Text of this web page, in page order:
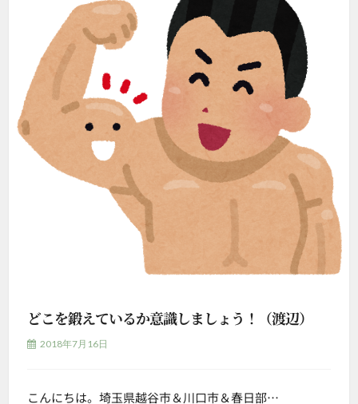
どこを鍛えているか意識しましょう！（渡辺）
2018年7月16日
こんにちは。埼玉県越谷市＆川口市＆春日部…